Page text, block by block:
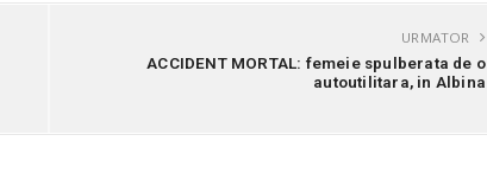
URMATOR
ACCIDENT MORTAL: femeie spulberata de o
autoutilitara, in Albina